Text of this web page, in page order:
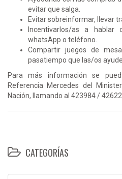
evitar que salga.
Evitar sobreinformar, llevar
Incentivarlos/as a
whatsApp o teléfono.
Compartir juegos de
pasatiempo que las/os
Para más información se
Referencia Mercedes del
Nación, llamando al 423984 /
CATEGORÍAS